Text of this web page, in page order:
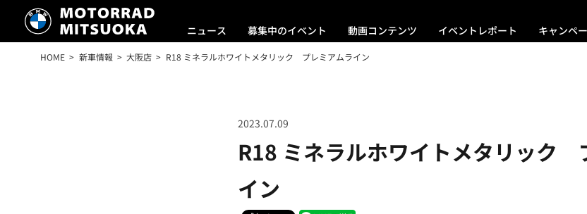
ニュース 募集中のイベント 動画コンテンツ イベントレポート キャンペ
HOME 新車情報 大阪店 R18 ミネラルホワイトメタリック プレミアムライン
R18 ミネラルホワイトメタリック
イン
2023.07.09